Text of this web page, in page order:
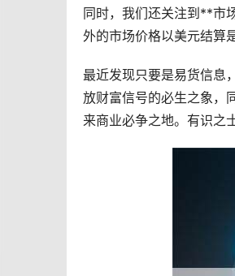
同时，我们还关注到**市
外的市场价格以美元结算
最近发现只要是易货信息
放财富信号的必生之象，
来商业必争之地。有识之